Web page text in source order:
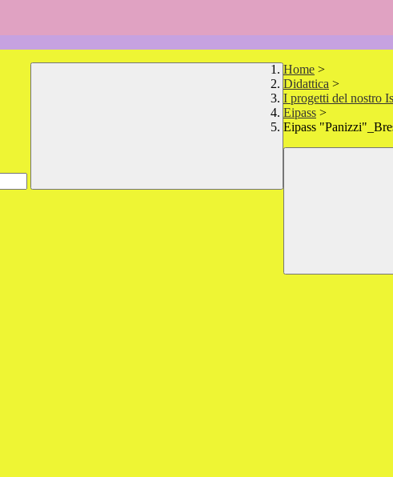
Home >
Didattica >
I progetti del nostro
Eipass >
Eipass